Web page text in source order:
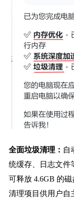
全面垃圾清理： 自
统缓存、日志文件
可释放 4.6GB 的
清理项目供用户自